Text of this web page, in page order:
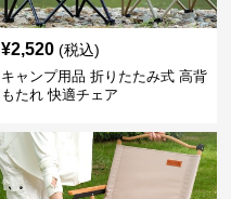
¥2,520 (税込)
キャンプ用品 折りたたみ式 高背
もたれ 快適チェア